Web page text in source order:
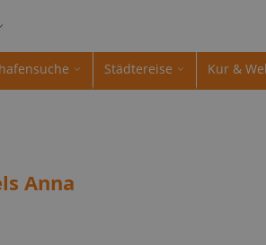
Städtereise Kur &
Anna